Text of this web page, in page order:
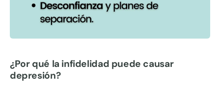
¿Por qué la infidelidad puede causar
depresión?